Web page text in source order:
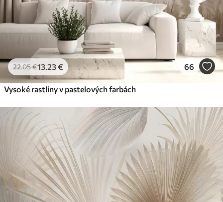
22.05€13 .23€ 66
Vysoké rastliny v pastelových farbách